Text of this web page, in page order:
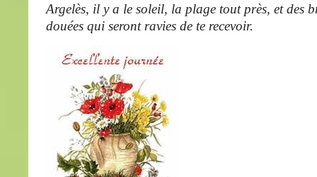
Argelès, il y a le soleil, la plage tout près, et des
douées qui seront ravies de te recevoir.